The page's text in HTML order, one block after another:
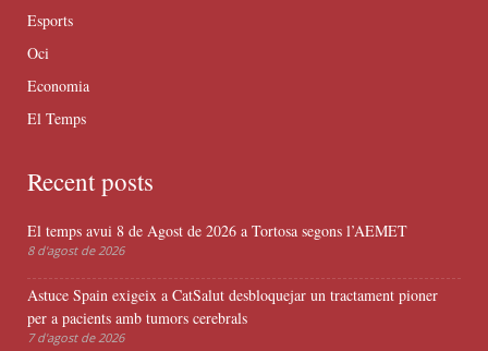
Esports
Oci
Economia
El Temps
Recent posts
El temps avui 8 de Agost de 2026 a Tortosa segons l’AEMET
8 d'agost de 2026
Astuce Spain exigeix a CatSalut desbloquejar un tractament pioner
per a pacients amb tumors cerebrals
7 d'agost de 2026